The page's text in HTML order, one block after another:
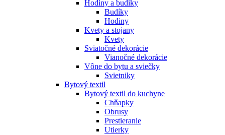
Hodiny a budíky
Budíky
Hodiny
Kvety a stojany
Kvety
Sviatočné dekorácie
Vianočné dekorácie
Vône do bytu a sviečky
Svietniky
Bytový textil
Bytový textil do kuchyne
Chňapky
Obrusy
Prestieranie
Utierky